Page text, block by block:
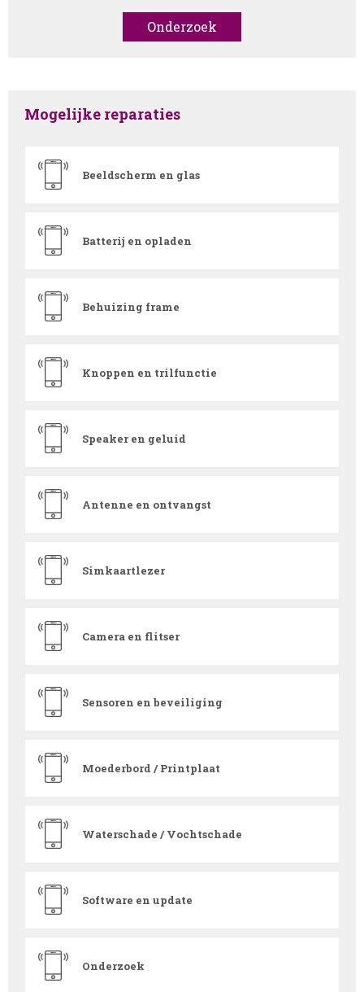
Onderzoek
Mogelijke reparaties
Beeldscherm en glas
Batterij en opladen
Behuizing frame
Knoppen en trilfunctie
Speaker en geluid
Antenne en ontvangst
Simkaartlezer
Camera en flitser
Sensoren en beveiliging
Moederbord / Printplaat
Waterschade / Vochtschade
Software en update
Onderzoek